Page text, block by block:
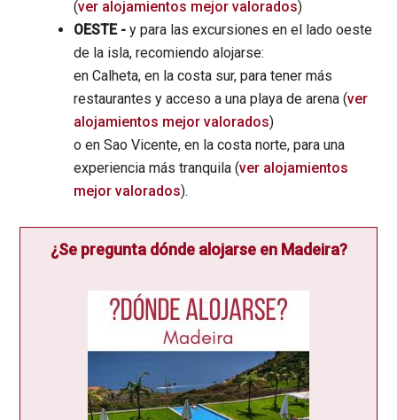
(ver alojamientos mejor valorados)
OESTE -y para las excursiones en el lado oeste
de la isla, recomiendo alojarse:
en Calheta, en la costa sur, para tener más
restaurantes y acceso a una playa de arena (ver
alojamientos mejor valorados)
o en Sao Vicente, en la costa norte, para una
experiencia más tranquila (ver alojamientos
mejor valorados).
¿Se pregunta dónde alojarse en Madeira?